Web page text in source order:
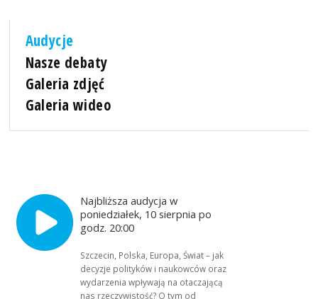
Audycje
Nasze debaty
Galeria zdjęć
Galeria wideo
Najbliższa audycja w
poniedziałek, 10 sierpnia po
godz. 20:00
Szczecin, Polska, Europa, Świat – jak
decyzje polityków i naukowców oraz
wydarzenia wpływają na otaczającą
nas rzeczywistość? O tym od